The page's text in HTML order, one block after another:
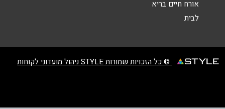
אורח חיים בריא
לבית
© כל הזכויות שמורות STYLE ניהול מועדוני לקוחות